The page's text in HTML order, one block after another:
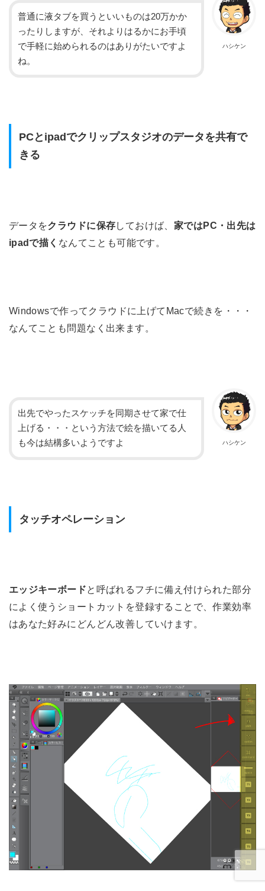
ハシケン
普通に液タブを買うといいものは20万かか
ったりしますが、それよりはるかにお手頃
で手軽に始められるのはありがたいですよ
ね。
PCとipadでクリップスタジオのデータを共有で
きる
データをクラウドに保存しておけば、 家ではPC・出先は
ipadで描く なんてことも可能です。
Windowsで作ってクラウドに上げてMacで続きを・・・
なんてことも問題なく出来ます。
ハシケン
出先でやったスケッチを同期させて家で仕
上げる・・・という方法で絵を描いてる人
も今は結構多いようですよ
タッチオペレーション
エッジキーボードと呼ばれるフチに備え付けられた部分
によく使うショートカットを登録することで、作業効率
はあなた好みにどんどん改善していけます。